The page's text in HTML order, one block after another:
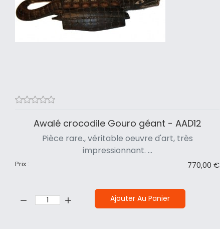
Awalé crocodile Gouro géant - AAD12
Pièce rare., véritable oeuvre d'art, très
impressionnant. ...
Prix : 770,00 €
Quantité: Ajouter Au Panier